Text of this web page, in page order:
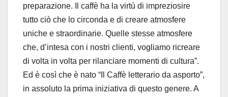
preparazione. Il caffè ha la virtù di impreziosire
tutto ciò che lo circonda e di creare atmosfere
uniche e straordinarie. Quelle stesse atmosfere
che, d’intesa con i nostri clienti, vogliamo ricreare
di volta in volta per rilanciare momenti di cultura”.
Ed è così che è nato “Il Caffè letterario da asporto”,
in assoluto la prima iniziativa di questo genere. A